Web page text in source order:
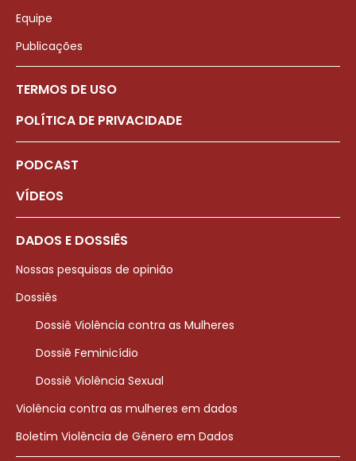
Equipe
Publicações
TERMOS DE USO
POLÍTICA DE PRIVACIDADE
PODCAST
VÍDEOS
DADOS E DOSSIÊS
Nossas pesquisas de opinião
Dossiês
Dossiê Violência contra as Mulheres
Dossiê Feminicídio
Dossiê Violência Sexual
Violência contra as mulheres em dados
Boletim Violência de Gênero em Dados